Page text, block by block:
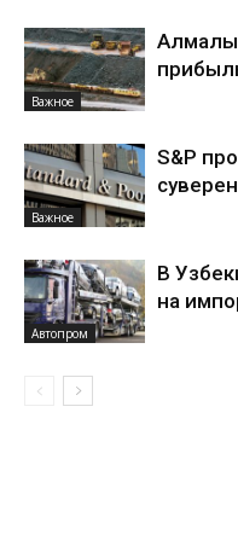
Важное
Важное
S&P
Автопром
В
на